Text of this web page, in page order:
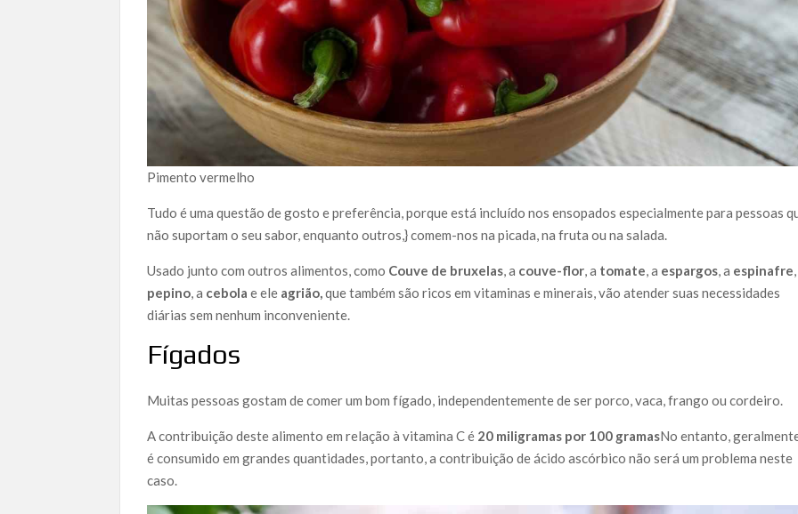
Pimento vermelho
Tudo é uma questão de gosto e preferência, porque está incluído nos ensopados especialmente para pessoas
não suportam o seu sabor, enquanto outros,} comem-nos na picada, na fruta ou na salada.
Usado junto com outros alimentos, como Couve de bruxelas, a couve-flor, a tomate, a espargos, a espinafre
pepino, a cebola e ele agrião,que também são ricos em vitaminas e minerais, vão atender suas necessidades
diárias sem nenhum inconveniente.
Fígados
Muitas pessoas gostam de comer um bom fígado, independentemente de ser porco, vaca, frango ou cordeiro.
A contribuição deste alimento em relação à vitamina C é 20 miligramas por 100 gramasNo entanto,
é consumido em grandes quantidades, portanto, a contribuição de ácido ascórbico não será um problema neste
caso.